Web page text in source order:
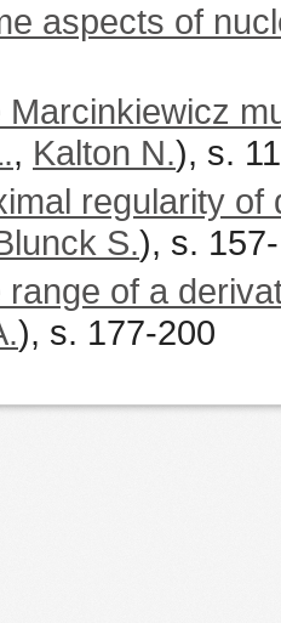
aspects of
Marcinkiewicz
, Kalton N.), s.
regularity of
S.), s.
range of a
), s. 177-200